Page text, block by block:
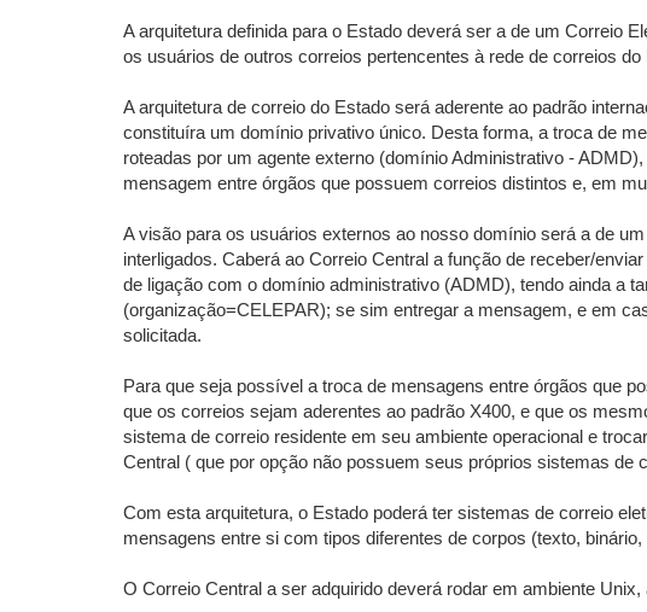
A arquitetura definida para o Estado deverá ser a de um Correio
os usuários de outros correios pertencentes à rede de correios
A arquitetura de correio do Estado será aderente ao padrão
constituíra um domínio privativo único. Desta forma, a troca de
roteadas por um agente externo (domínio Administrativo -
mensagem entre órgãos que possuem correios distintos e, em
A visão para os usuários externos ao nosso domínio será a de
interligados. Caberá ao Correio Central a função de receber/
de ligação com o domínio administrativo (ADMD), tendo ainda a
(organização=CELEPAR); se sim entregar a mensagem, e em
solicitada.
Para que seja possível a troca de mensagens entre órgãos que
que os correios sejam aderentes ao padrão X400, e que os
sistema de correio residente em seu ambiente operacional e
Central ( que por opção não possuem seus próprios sistemas
Com esta arquitetura, o Estado poderá ter sistemas de correio
mensagens entre si com tipos diferentes de corpos (texto,
O Correio Central a ser adquirido deverá rodar em ambiente